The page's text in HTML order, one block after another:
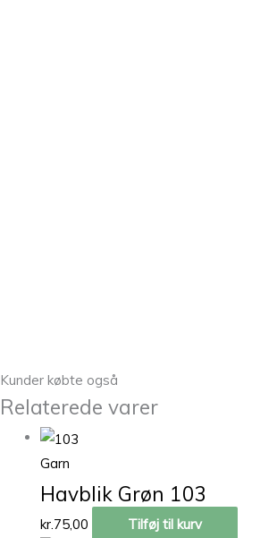
Kunder købte også
Relaterede varer
Garn
Havblik Grøn 103
kr. 75,00 Tilføj til kurv